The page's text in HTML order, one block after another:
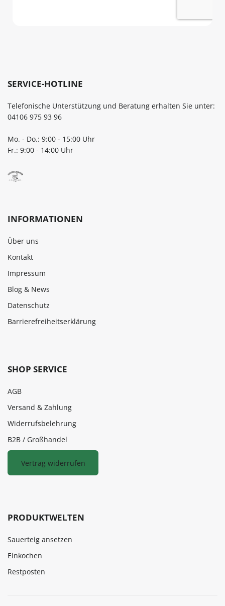
SERVICE-HOTLINE
Telefonische Unterstützung und Beratung erhalten Sie unter:
04106 975 93 96
Mo. - Do.: 9:00 - 15:00 Uhr
Fr.: 9:00 - 14:00 Uhr
INFORMATIONEN
Über uns
Kontakt
Impressum
Blog & News
Datenschutz
Barrierefreiheitserklärung
SHOP SERVICE
AGB
Versand & Zahlung
Widerrufsbelehrung
B2B / Großhandel
Vertrag widerrufen
PRODUKTWELTEN
Sauerteig ansetzen
Einkochen
Restposten